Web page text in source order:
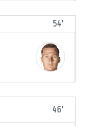
54'
46'